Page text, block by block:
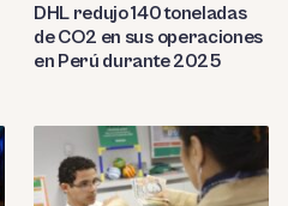
DHL redujo 140 toneladas
de CO2 en sus operaciones
en Perú durante 2025